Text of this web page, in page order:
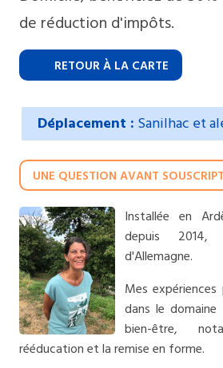
de réduction d'impôts.
RETOUR À LA CARTE
Déplacement : Sanilhac et
UNE QUESTION AVANT
Installée en
depuis 2014,
d'Allemagne.
Mes
dans le
bien-être,
rééducation et la remise en forme.